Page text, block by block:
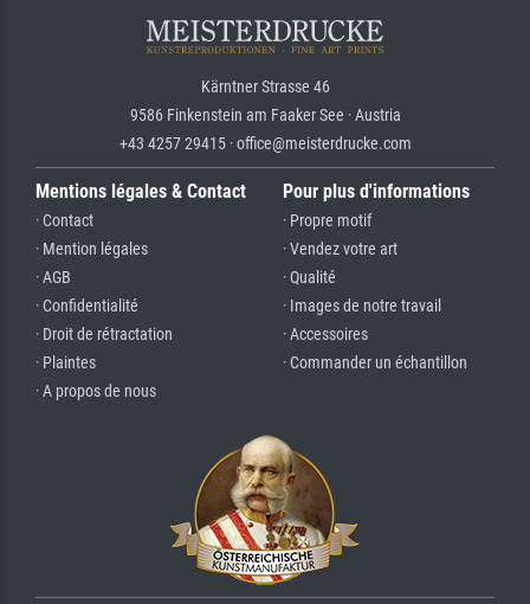
Kärntner Strasse 46
9586 Finkenstein am Faaker See · Austria
+43 4257 29415 · office@meisterdrucke.com
Mentions légales & Contact
· Contact
· Mention légales
· AGB
· Confidentialité
· Droit de rétractation
· Plaintes
· A propos de nous
Pour plus d'informations
· Propre motif
· Vendez votre art
· Qualité
· Images de notre travail
· Accessoires
· Commander un échantillon